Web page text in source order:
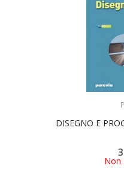
DISEGNO E
Non